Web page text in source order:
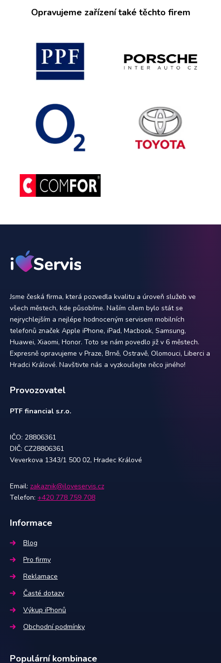
Opravujeme zařízení také těchto firem
Jsme česká firma, která pozvedla kvalitu a úroveň služeb ve
všech městech, kde působíme. Naším cílem bylo stát se
nejrychlejším a nejlépe hodnoceným servisem mobilních
telefonů značek Apple iPhone, iPad, Macbook, Samsung,
Huawei, Xiaomi, Honor. Toto se nám povedlo již v 6 městech.
Expresně opravujeme v Praze, Brně, Ostravě, Olomouci, Liberci a
Hradci Králové. Navštivte nás a vyzkoušejte něco jiného!
Provozovatel
PTF financial s.r.o.
IČO: 28806361
DIČ: CZ28806361
Veverkova 1343/1 500 02, Hradec Králové
Email: zakaznik@iloveservis.cz
Telefon: +420 778 759 708
Informace
Blog
Pro firmy
Reklamace
Časté dotazy
Výkup iPhonů
Obchodní podmínky
Populární kombinace